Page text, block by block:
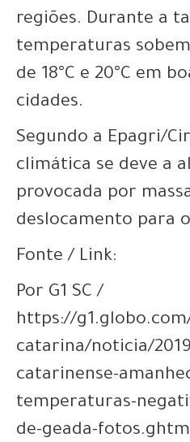
regiões. Durante a
temperaturas
de 18°C e 20°C em
cidades.
Segundo a Epagri/
climática se deve a
provocada por
deslocamento para
Fonte / Link:
Por G1 SC /
https://
catarina/noticia/
catarinense-
temperaturas-
de-geada-